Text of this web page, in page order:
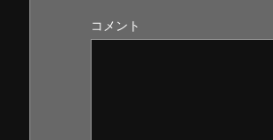
コメント